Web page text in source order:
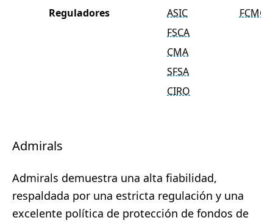
Reguladores
ASIC
FSCA
CMA
SFSA
CIRO
FCMC
Admirals
Admirals demuestra una alta fiabilidad,
respaldada por una estricta regulación y una
excelente política de protección de fondos de